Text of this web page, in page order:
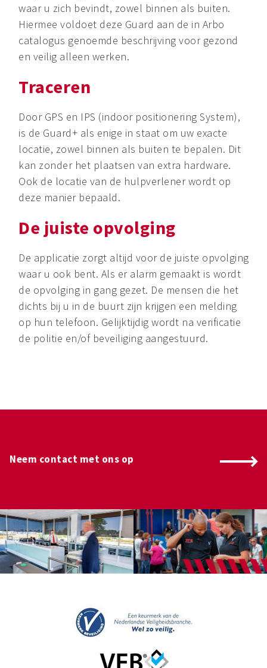
waar u zich bevindt, zowel binnen als buiten.
Hiermee voldoet deze Guard aan de in Arbo
catalogus genoemde beschrijving voor gezond
en veilig alleen werken.
Traceren
Door GPS en IPS (indoor positionering System),
is de Guard+ als enige in staat om uw exacte
locatie, zowel binnen als buiten te bepalen. Dit
kan zonder het plaatsen van extra hardware.
Ook de locatie van de hulpverlener wordt op
deze manier bepaald.
De juiste opvolging
De applicatie zorgt altijd voor de juiste opvolging
waar u ook bent. Als er alarm gemaakt is wordt
de opvolging in gang gezet. De mensen die het
dichts bij u in de buurt zijn krijgen een melding
op hun telefoon. Gelijktijdig wordt na verificatie
de politie en/of beveiliging aangestuurd.
Neem contact met ons op